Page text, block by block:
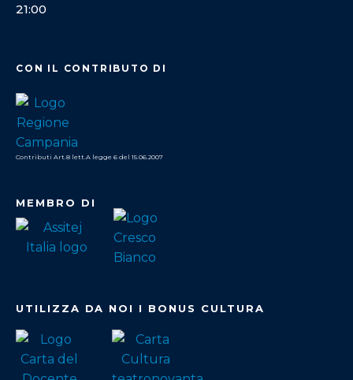
21:00
CON IL CONTRIBUTO DI
Contributi Art.8 lett.A legge 6 del 15.06.2007
MEMBRO DI
UTILIZZA DA NOI I BONUS CULTURA